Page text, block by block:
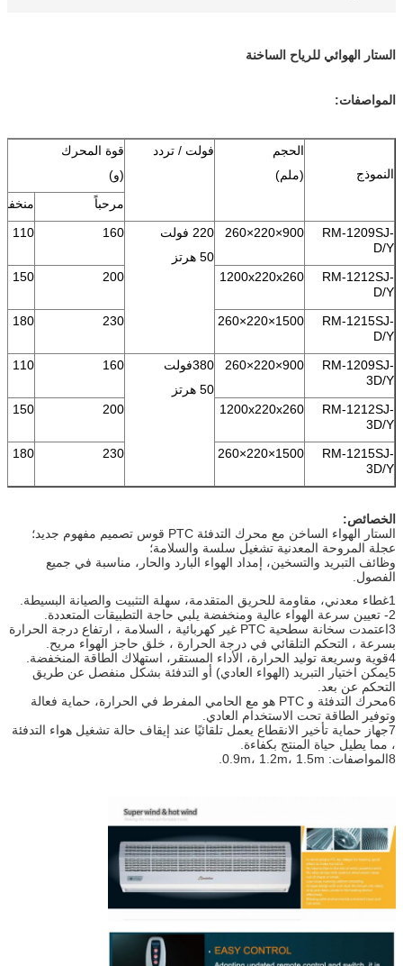
الستار الهوائي للرياح الساخنة
المواصفات:
النموذج
الحجم
(ملم)
فولت / تردد
قوة المحرك
(و)
مرحباً
RM-1209SJ-
D/Y
900×220×260
220 فولت
50 هرتز
160
110
RM-1212SJ-
D/Y
1200x220x260
200
150
RM-1215SJ-
D/Y
1500×220×260
230
180
RM-1209SJ-
3D/Y
900×220×260
380فولت
50 هرتز
160
110
RM-1212SJ-
3D/Y
1200x220x260
200
150
RM-1215SJ-
3D/Y
1500×220×260
230
180
الخصائص:
الستار الهواء الساخن مع محرك التدفئة PTC قوس تصميم مفهوم جديد؛
عجلة المروحة المعدنية تشغيل سلسة والسلامة؛
وظائف التبريد والتسخين، إمداد الهواء البارد والحار، مناسبة في جميع
الفصول.
1غطاء معدني، مقاومة للحريق المتقدمة، سهلة التثبيت والصيانة البسيطة.
2- تعيين سرعة الهواء عالية ومنخفضة يلبي حاجة التطبيقات المتعددة.
3اعتمدت سخانة سطحية PTC غير كهربائية ، السلامة ، ارتفاع درجة الحرارة
بسرعة ، التحكم التلقائي في درجة الحرارة ، خلق حاجز الهواء مريح.
4قوية وسريعة توليد الحرارة، الأداء المستقر، استهلاك الطاقة المنخفضة.
5يمكن اختيار التبريد (الهواء العادي) أو التدفئة بشكل منفصل عن طريق
التحكم عن بعد.
6محرك التدفئة و PTC هو مع الحامي المفرط في الحرارة، حماية فعالة
وتوفير الطاقة تحت الاستخدام العادي.
7جهاز حماية تأخير الانقطاع يعمل تلقائيًا عند إيقاف حالة تشغيل هواء التدفئة
، مما يطيل حياة المنتج بكفاءة.
8المواصفات: 0.9m، 1.2m، 1.5m.